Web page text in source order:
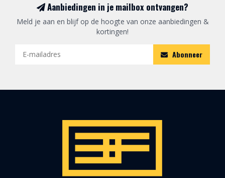
Aanbiedingen in je mailbox ontvangen?
Meld je aan en blijf op de hoogte van onze aanbiedingen &
kortingen!
Abonneer